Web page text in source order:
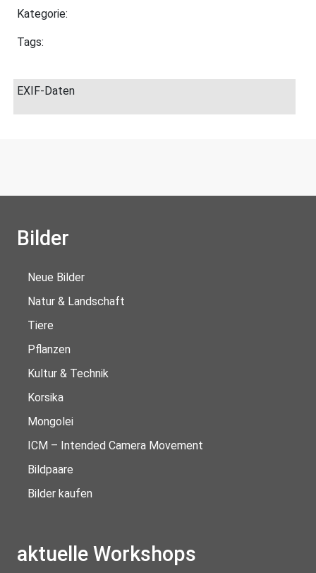
Kategorie:
Tags:
EXIF-Daten
Bilder
Neue Bilder
Natur & Landschaft
Tiere
Pflanzen
Kultur & Technik
Korsika
Mongolei
ICM – Intended Camera Movement
Bildpaare
Bilder kaufen
aktuelle Workshops